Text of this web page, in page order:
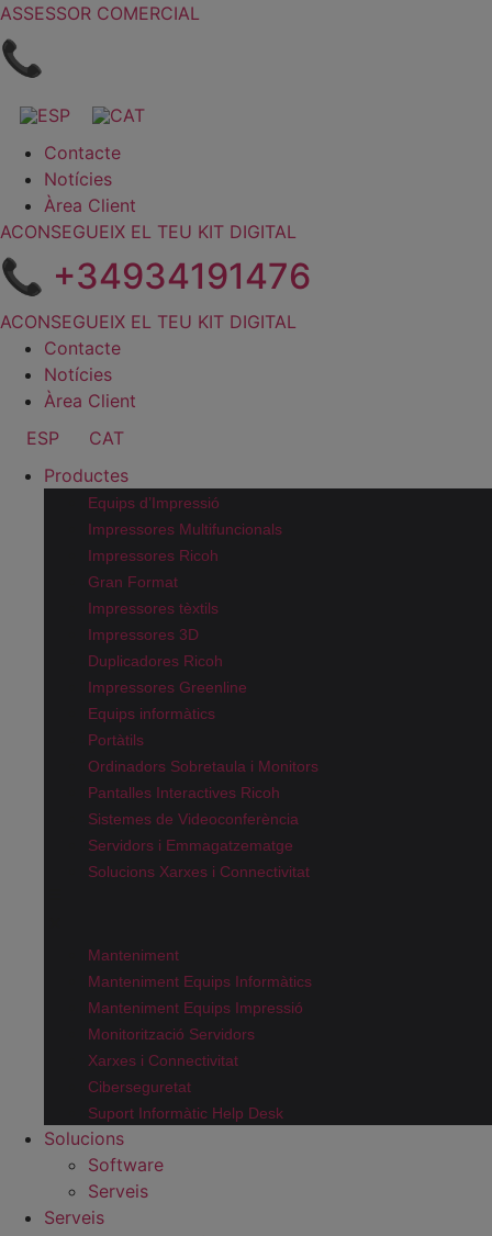
Vés
al
contingut
ASSESSOR COMERCIAL
📞
Contacte
Notícies
Àrea Client
ACONSEGUEIX EL TEU KIT DIGITAL
📞 +34934191476
ACONSEGUEIX EL TEU KIT DIGITAL
Contacte
Notícies
Àrea Client
ESP
CAT
Productes
Equips d’Impressió
Impressores Multifuncionals
Impressores Ricoh
Gran Format
Impressores tèxtils
Impressores 3D
Duplicadores Ricoh
Impressores Greenline
Equips informàtics
Portàtils
Ordinadors Sobretaula i Monitors
Pantalles Interactives Ricoh
Sistemes de Videoconferència
Servidors i Emmagatzematge
Solucions Xarxes i Connectivitat
Manteniment
Manteniment Equips Informàtics
Manteniment Equips Impressió
Monitorització Servidors
Xarxes i Connectivitat
Ciberseguretat
Suport Informàtic Help Desk
Solucions
Software
Serveis
Serveis